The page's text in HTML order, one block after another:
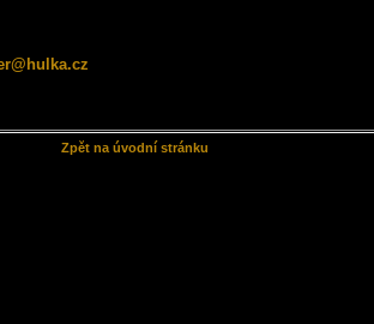
Zpět na úvodní stránku